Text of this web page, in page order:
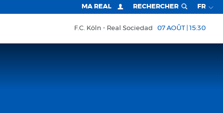
MA REAL RECHERCHER FR
F.C. Köln Real Sociedad 07 AOÛT | 15:30